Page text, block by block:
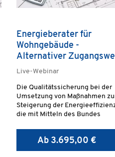
Energieberater für
Wohngebäude -
Alternativer
Qualifikationsprüfung
Live-Webinar
Die Qualitätssicherung bei der
Umsetzung von Maßnahmen
Steigerung der
die mit Mitteln des Bundes
Prozess beteiligten
Energieberatern.
Ab 3.695,00 €